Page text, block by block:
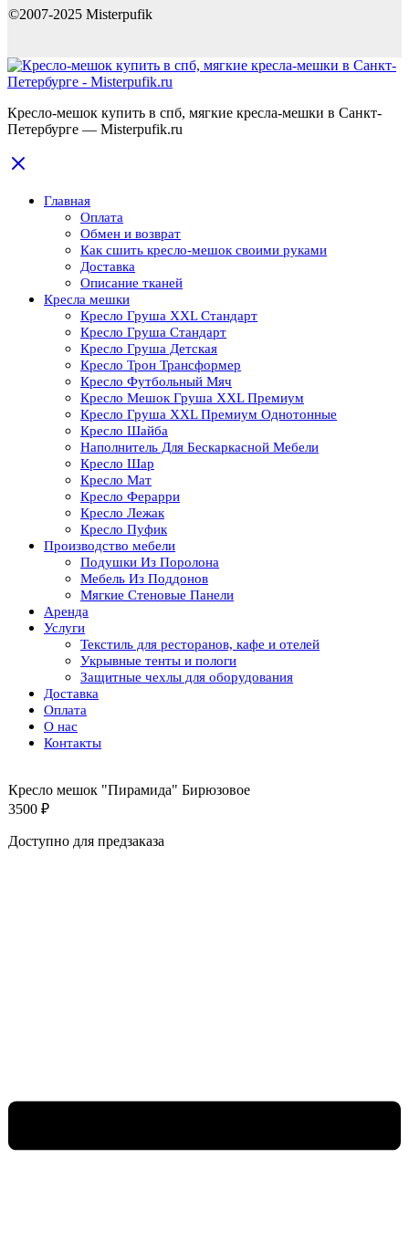
©2007-2025 Misterpufik
Кресло-мешок купить в спб, мягкие кресла-мешки в Санкт-
Петербурге — Misterpufik.ru
Главная
Оплата
Обмен и возврат
Как сшить кресло-мешок своими руками
Доставка
Описание тканей
Кресла мешки
Кресло Груша XXL Стандарт
Кресло Груша Cтандарт
Кресло Груша Детская
Кресло Трон Трансформер
Кресло Футбольный Мяч
Кресло Мешок Груша XXL Премиум
Кресло Груша XXL Премиум Однотонные
Кресло Шайба
Наполнитель Для Бескаркасной Мебели
Кресло Шар
Кресло Мат
Кресло Ферарри
Кресло Лежак
Кресло Пуфик
Производство мебели
Подушки Из Поролона
Мебель Из Поддонов
Мягкие Стеновые Панели
Аренда
Услуги
Текстиль для ресторанов, кафе и отелей
Укрывные тенты и пологи
Защитные чехлы для оборудования
Доставка
Оплата
О нас
Контакты
Кресло мешок "Пирамида" Бирюзовое
3500 ₽
Доступно для предзаказа